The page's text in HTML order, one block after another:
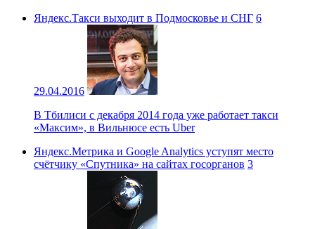
Яндекс.Такси выходит в Подмосковье и СНГ 6
29.04.2016
В Тбилиси с декабря 2014 года уже работает такси
«Максим», в Вильнюсе есть Uber
Яндекс.Метрика и Google Analytics уступят место
счётчику «Спутника» на сайтах госорганов 3